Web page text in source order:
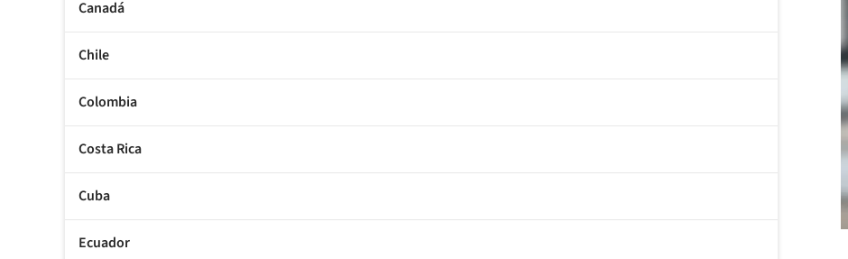
Canadá
Chile
Colombia
Costa Rica
Cuba
Ecuador